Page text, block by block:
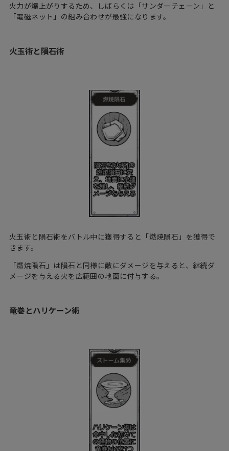
火力が爆上がりするため、しばらくは「サンダーチェーン」と
「電磁ネット」の組み合わせが最強になります。
火玉術と隕石術
火玉術と隕石術をバトル中に獲得すると「燃焼隕石」を獲得で
きます。
「燃焼隕石」は隕石と同様に敵にダメージを与えると、継続ダ
メージを与える火を広範囲の地面に付与する。
竜巻とハリケーン術